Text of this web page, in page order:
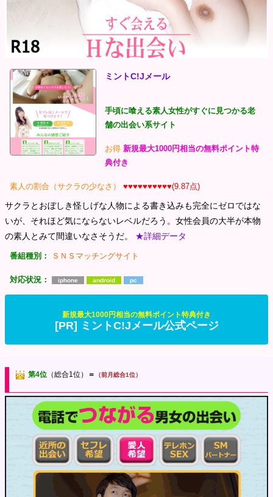
ミントC!Jメール
手頃に喰える素人女性がすぐに見つかる老
舗の出会い系サイト
お得 新規最大1000円相当の無料ポイント特
典付き
素人の割合（サクラの少なさ） ♥♥♥♥♥♥♥♥♥♥(9.87点)
サクラとおぼしき怪しげな人物による書き込みも完全にゼロではな
いが、それほど気にならないレベルだろう。女性会員の大半が本物
の素人とみて間違いなさそうだ。 ★詳細データ
番組種別： ＳＮＳマッチングサイト
対応状況： iphone android pc
新規最大1000円相当の無料ポイント特典付き
[PR] ミントC!Jメール公式ページ
第4位 （総合1位） ＝ （前月総合1位）